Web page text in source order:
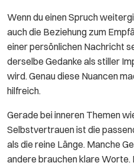
Wenn du einen Spruch
auch die Beziehung zum
einer persönlichen Nachricht
derselbe Gedanke als stiller
wird. Genau diese Nuancen
hilfreich.
Gerade bei inneren Themen
Selbstvertrauen ist die
als die reine Länge. Manche
andere brauchen klare